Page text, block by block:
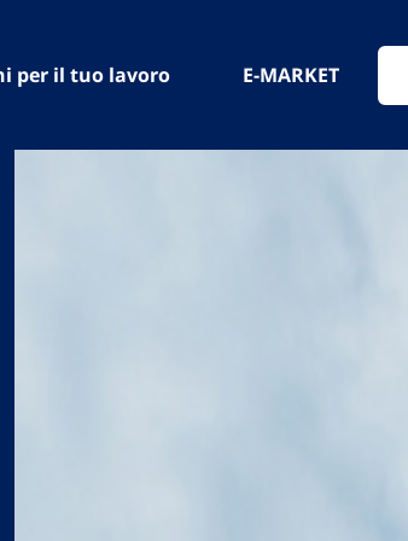
per il tuo lavoro E-MARKET